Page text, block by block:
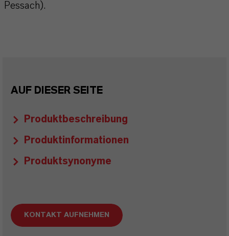
Pessach).
AUF DIESER SEITE
Produktbeschreibung
Produktinformationen
Produktsynonyme
KONTAKT AUFNEHMEN